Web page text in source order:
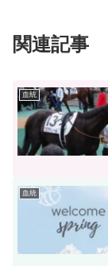
関連記事
血統
血統